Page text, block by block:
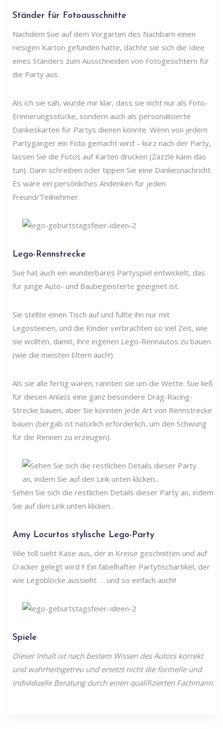
Ständer für Fotoausschnitte
Nachdem Sue auf dem Vorgarten des Nachbarn einen
riesigen Karton gefunden hatte, dachte sie sich die Idee
eines Ständers zum Ausschneiden von Fotogesichtern für
die Party aus.
Als ich sie sah, wurde mir klar, dass sie nicht nur als Foto-
Erinnerungsstücke, sondern auch als personalisierte
Dankeskarten für Partys dienen könnte. Wenn von jedem
Partygänger ein Foto gemacht wird – kurz nach der Party,
lassen Sie die Fotos auf Karten drucken (Zazzle kann das
tun). Dann schreiben oder tippen Sie eine Dankesnachricht.
Es wäre ein persönliches Andenken für jeden
Freund/Teilnehmer.
Lego-Rennstrecke
Sue hat auch ein wunderbares Partyspiel entwickelt, das
für junge Auto- und Baubegeisterte geeignet ist.
Sie stellte einen Tisch auf und füllte ihn nur mit
Legosteinen, und die Kinder verbrachten so viel Zeit, wie
sie wollten, damit, ihre eigenen Lego-Rennautos zu bauen
(wie die meisten Eltern auch!).
Als sie alle fertig waren, rannten sie um die Wette. Sue ließ
für diesen Anlass eine ganz besondere Drag-Racing-
Strecke bauen, aber Sie könnten jede Art von Rennstrecke
bauen (bergab ist natürlich erforderlich, um den Schwung
für die Rennen zu erzeugen).
Sehen Sie sich die restlichen Details dieser Party an, indem
Sie auf den Link unten klicken...
Amy Locurtos stylische Lego-Party
Wie toll sieht Käse aus, der in Kreise geschnitten und auf
Cracker gelegt wird !! Ein fabelhafter Partytischartikel, der
wie Legoblöcke aussieht. . . und so einfach auch!!
Spiele
Dieser Inhalt ist nach bestem Wissen des Autors korrekt
und wahrheitsgetreu und ersetzt nicht die formelle und
individuelle Beratung durch einen qualifizierten Fachmann.